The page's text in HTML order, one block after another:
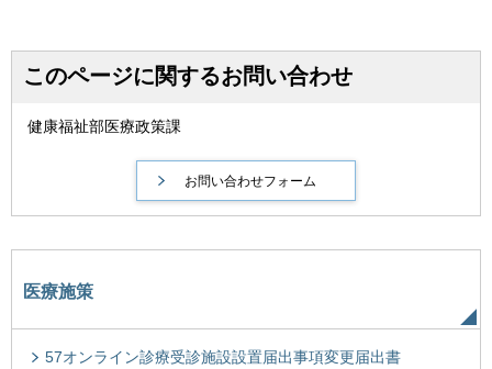
このページに関するお問い合わせ
健康福祉部医療政策課
医療施策
57オンライン診療受診施設設置届出事項変更届出書